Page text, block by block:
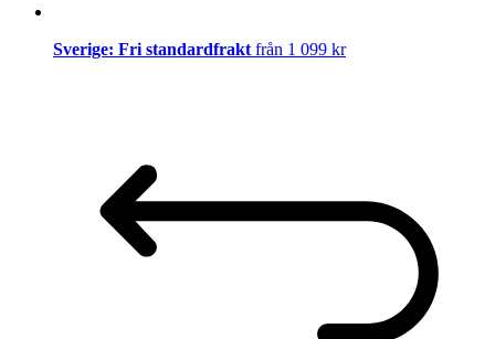
Sverige: Fri standardfraktfrån 1 099 kr